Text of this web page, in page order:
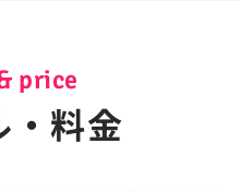
price
・料金